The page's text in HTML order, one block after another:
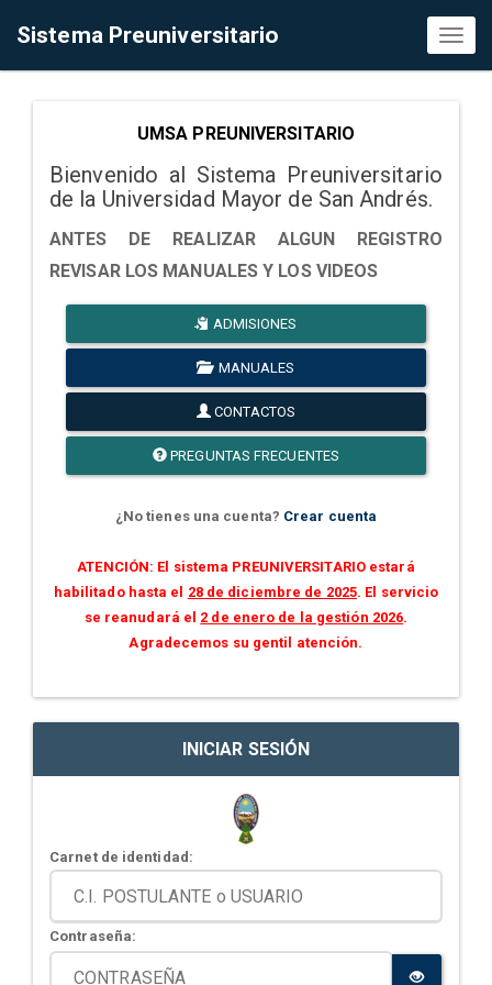
Sistema Preuniversitario
UMSA PREUNIVERSITARIO
Bienvenido al Sistema Preuniversitario
de la Universidad Mayor de San Andrés.
ANTES DE REALIZAR ALGUN REGISTRO
REVISAR LOS MANUALES Y LOS VIDEOS
ADMISIONES
MANUALES
CONTACTOS
PREGUNTAS FRECUENTES
¿No tienes una cuenta? Crear cuenta
ATENCIÓN: El sistema PREUNIVERSITARIO estará
habilitado hasta el 28 de diciembre de 2025. El servicio
se reanudará el 2 de enero de la gestión 2026.
Agradecemos su gentil atención.
INICIAR SESIÓN
Carnet de identidad:
Contraseña: